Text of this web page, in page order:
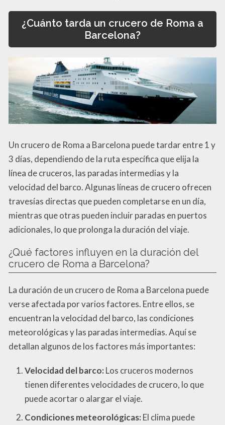
¿Cuánto tarda un crucero de Roma a
Barcelona?
Un crucero de Roma a Barcelona puede tardar entre 1 y
3 días, dependiendo de la ruta específica que elija la
línea de cruceros, las paradas intermedias y la
velocidad del barco. Algunas líneas de crucero ofrecen
travesías directas que pueden completarse en un día,
mientras que otras pueden incluir paradas en puertos
adicionales, lo que prolonga la duración del viaje.
¿Qué factores influyen en la duración del
crucero de Roma a Barcelona?
La duración de un crucero de Roma a Barcelona puede
verse afectada por varios factores. Entre ellos, se
encuentran la velocidad del barco, las condiciones
meteorológicas y las paradas intermedias. Aquí se
detallan algunos de los factores más importantes:
Velocidad del barco: Los cruceros modernos
tienen diferentes velocidades de crucero, lo que
puede acortar o alargar el viaje.
Condiciones meteorológicas: El clima puede